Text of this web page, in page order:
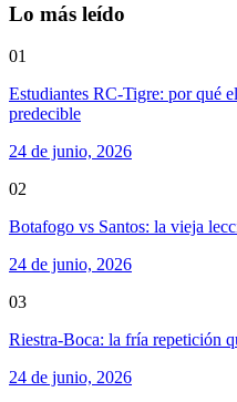
Lo más leído
01
Estudiantes RC-Tigre: por qué
predecible
24 de junio, 2026
02
Botafogo vs Santos: la vieja
24 de junio, 2026
03
Riestra-Boca: la fría repetición
24 de junio, 2026